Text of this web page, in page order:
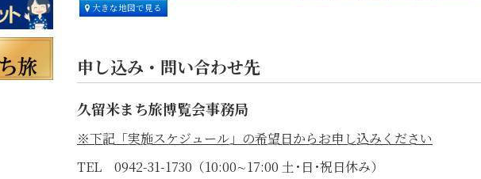
大きな地図で見る
申し込み・問い合わせ先
久留米まち旅博覧会事務局
※下記「実施スケジュール」の希望日からお申し込みください
TEL 0942-31-1730（10:00∼17:00 土･日･祝日休み）